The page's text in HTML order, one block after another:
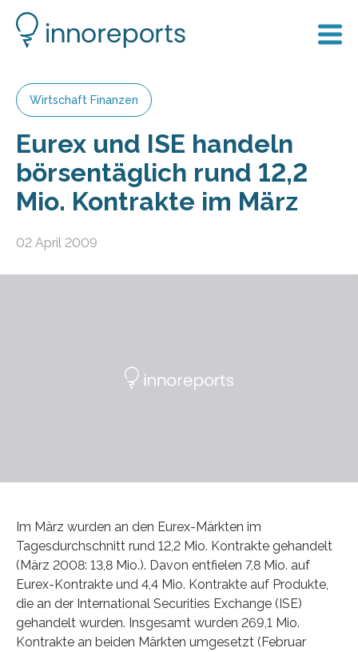
Wirtschaft Finanzen
Eurex und ISE handeln
börsentäglich rund 12,2
Mio. Kontrakte im März
02 April 2009
Im März wurden an den Eurex-Märkten im
Tagesdurchschnitt rund 12,2 Mio. Kontrakte gehandelt
(März 2008: 13,8 Mio.). Davon entfielen 7,8 Mio. auf
Eurex-Kontrakte und 4,4 Mio. Kontrakte auf Produkte,
die an der International Securities Exchange (ISE)
gehandelt wurden. Insgesamt wurden 269,1 Mio.
Kontrakte an beiden Märkten umgesetzt (Februar